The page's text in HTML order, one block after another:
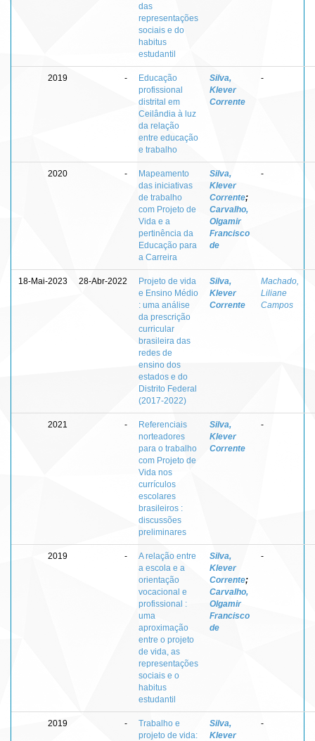
das
representações
sociais e do
habitus
estudantil
2019 -
Educação
profissional
distrital em
Ceilândia à luz
da relação
entre educação
e trabalho
Silva,
Klever
Corrente
-
2020 -
Mapeamento
das iniciativas
de trabalho
com Projeto de
Vida e a
pertinência da
Educação para
a Carreira
Silva,
Klever
Corrente;
Carvalho,
Olgamir
Francisco
de
-
18-Mai-2023 28-Abr-2022
Projeto de vida
e Ensino Médio
: uma análise
da prescrição
curricular
brasileira das
redes de
ensino dos
estados e do
Distrito Federal
(2017-2022)
Silva,
Klever
Corrente
Machado,
Liliane
Campos
2021 -
Referenciais
norteadores
para o trabalho
com Projeto de
Vida nos
currículos
escolares
brasileiros :
discussões
preliminares
Silva,
Klever
Corrente
-
2019 -
A relação entre
a escola e a
orientação
vocacional e
profissional :
uma
aproximação
entre o projeto
de vida, as
representações
sociais e o
habitus
estudantil
Silva,
Klever
Corrente;
Carvalho,
Olgamir
Francisco
de
-
2019 -
Trabalho e
projeto de vida:
Silva,
Klever
-